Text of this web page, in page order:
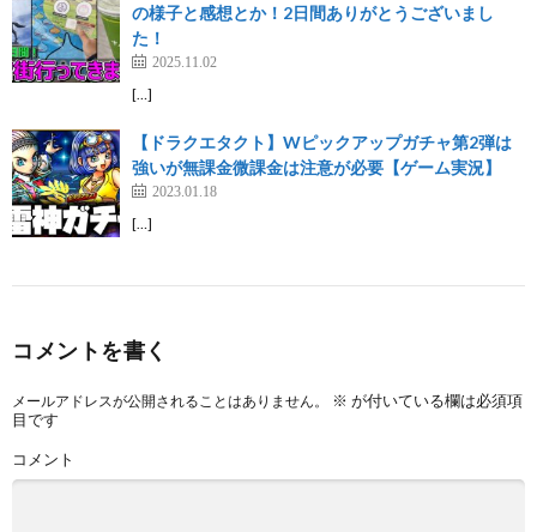
の様子と感想とか！2日間ありがとうございまし
た！
2025.11.02
[…]
【ドラクエタクト】Wピックアップガチャ第2弾は
強いが無課金微課金は注意が必要【ゲーム実況】
2023.01.18
[…]
コメントを書く
メールアドレスが公開されることはありません。 ※ が付いている欄は必須項
目です
コメント